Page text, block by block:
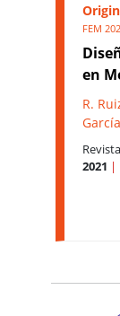
FEM
en
R.
Revista
2021 |